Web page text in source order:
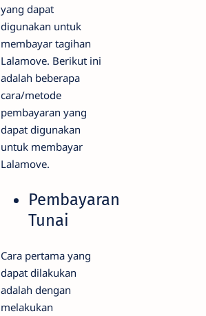
yang dapat
digunakan untuk
membayar tagihan
Lalamove. Berikut ini
adalah beberapa
cara/metode
pembayaran yang
dapat digunakan
untuk membayar
Lalamove.
Pembayaran
Tunai
Cara pertama yang
dapat dilakukan
adalah dengan
melakukan